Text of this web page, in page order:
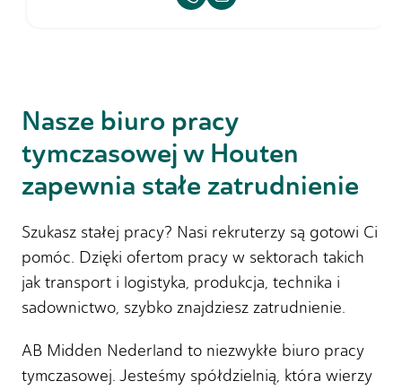
Nasze biuro pracy
tymczasowej w Houten
zapewnia stałe zatrudnienie
Szukasz stałej pracy? Nasi rekruterzy są gotowi Ci
pomóc. Dzięki ofertom pracy w sektorach takich
jak transport i logistyka, produkcja, technika i
sadownictwo, szybko znajdziesz zatrudnienie.
AB Midden Nederland to niezwykłe biuro pracy
tymczasowej. Jesteśmy spółdzielnią, która wierzy